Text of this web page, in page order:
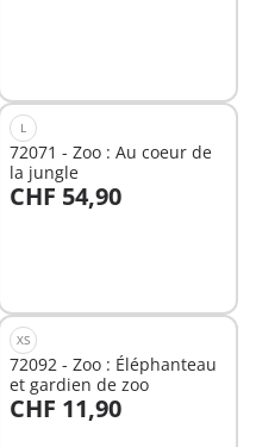
L
72071 - Zoo : Au coeur de
la jungle
CHF 54,90
Au panier
XS
72092 - Zoo : Éléphanteau
et gardien de zoo
CHF 11,90
Au panier